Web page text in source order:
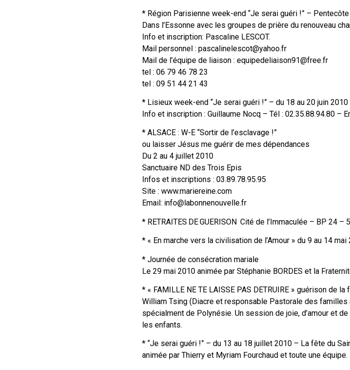
* Région Parisienne week-end “Je serai guéri !” –
Dans l’Essonne avec les groupes de prière du renouveau
Info et inscription: Pascaline LESCOT.
Mail personnel : pascalinelescot@yahoo.fr
Mail de l’équipe de liaison : equipedeliaison91@free.fr
tel : 06 79 46 78 23
tel : 09 51 44 21 43
* Lisieux week-end “Je serai guéri !” – du 18 au 20 juin 2010
Info et inscription : Guillaume Nocq – Tél : 02.35.88.94.80 –
* ALSACE : W-E “Sortir de l’esclavage !”
ou laisser Jésus me guérir de mes dépendances
Du 2 au 4 juillet 2010
Sanctuaire ND des Trois Epis
Infos et inscriptions : 03.89.78.95.95
Site : www.mariereine.com
Email: info@labonnenouvelle.fr
* RETRAITES DE GUERISON Cité de l’Immaculée – BP 24
* « En marche vers la civilisation de l’Amour » du 9 au 14
* Journée de consécration mariale
Le 29 mai 2010 animée par Stéphanie BORDES et la
* « FAMILLE NE TE LAISSE PAS DETRUIRE » guérison de
William Tsing (Diacre et responsable Pastorale des familles
spécialment de Polynésie. Un session de joie, d’amour et
les enfants.
* “Je serai guéri !” – du 13 au 18 juillet 2010 – La fête du
animée par Thierry et Myriam Fourchaud et toute une équipe.